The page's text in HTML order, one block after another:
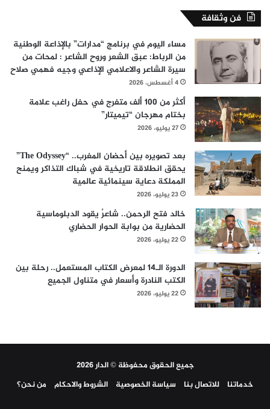
فن وثقافة
مساء اليوم في برنامج “مدارات” بالإذاعة الوطنية
من الرباط: عبق الشعر وروح الشاعر : لمحات من
سيرة الشاعر والاعلامي الإذاعي وجيه فهمي صلاح
4 أغسطس، 2026
أكثر من 100 ألف متفرج في حفل راغب علامة
بختام مهرجان “تيميتار”
27 يوليو، 2026
بعد تصويره بين أحضان المغرب.. “The Odyssey”
يحقق انطلاقة تاريخية في شباك التذاكر ويمنح
المملكة دعاية سينمائية عالمية
23 يوليو، 2026
خالد فتح الرحمن.. شاعرٌ يقود الدبلوماسية
الحضارية من بوابة الحوار الحضاري
22 يوليو، 2026
الدورة الـ14 لمعرض الكتاب المستعمل.. رحلة بين
الكتب النادرة وأسعار في متناول الجميع
22 يوليو، 2026
جميع الحقوق محفوظة © الدار 2026
خدماتنا
للاتصال بنا سياسة الخصوصية الشروط والاحكام من نحن؟